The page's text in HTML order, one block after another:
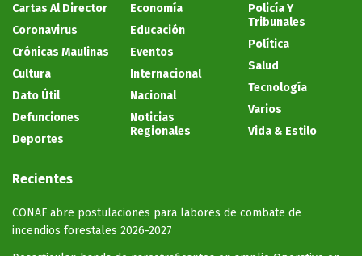
Cartas Al Director
Coronavirus
Crónicas Maulinas
Cultura
Dato Útil
Defunciones
Deportes
Economía
Educación
Eventos
Internacional
Nacional
Noticias
Regionales
Policía Y
Tribunales
Política
Salud
Tecnología
Varios
Vida & Estilo
Recientes
CONAF abre postulaciones para labores de combate de
incendios forestales 2026-2027